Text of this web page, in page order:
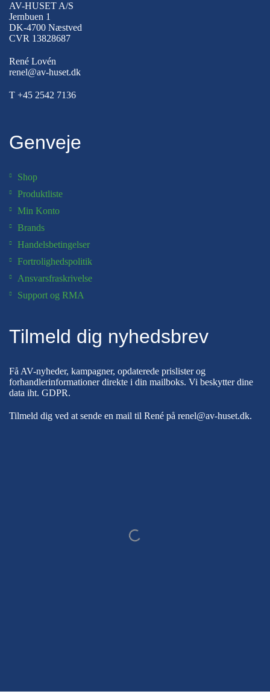
AV-HUSET A/S
Jernbuen 1
DK-4700 Næstved
CVR 13828687
René Lovén
renel@av-huset.dk
T +45 2542 7136
Genveje
Shop
Produktliste
Min Konto
Brands
Handelsbetingelser
Fortrolighedspolitik
Ansvarsfraskrivelse
Support og RMA
Tilmeld dig nyhedsbrev
Få AV-nyheder, kampagner, opdaterede prislister og
forhandlerinformationer direkte i din mailboks. Vi beskytter dine
data iht. GDPR.
Tilmeld dig ved at sende en mail til René på renel@av-huset.dk.